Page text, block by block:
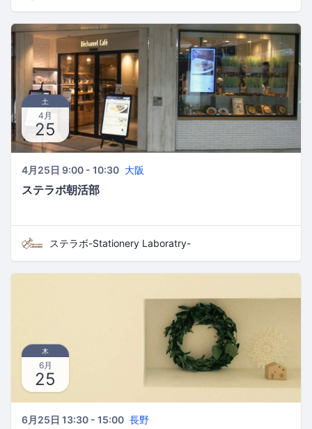
土
4月
25
4月25日 9:00 - 10:30 大阪
ステラボ朝活部
ステラボ-Stationery Laboratry-
木
6月
25
6月25日 13:30 - 15:00 長野